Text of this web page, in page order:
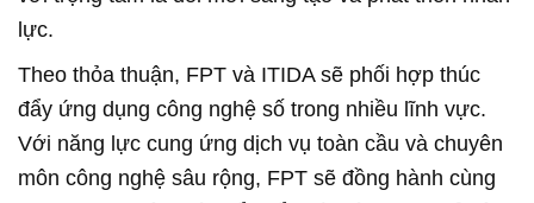
lực.
Theo thỏa thuận, FPT và ITIDA sẽ phối hợp thúc
đẩy ứng dụng công nghệ số trong nhiều lĩnh vực.
Với năng lực cung ứng dịch vụ toàn cầu và chuyên
môn công nghệ sâu rộng, FPT sẽ đồng hành cùng